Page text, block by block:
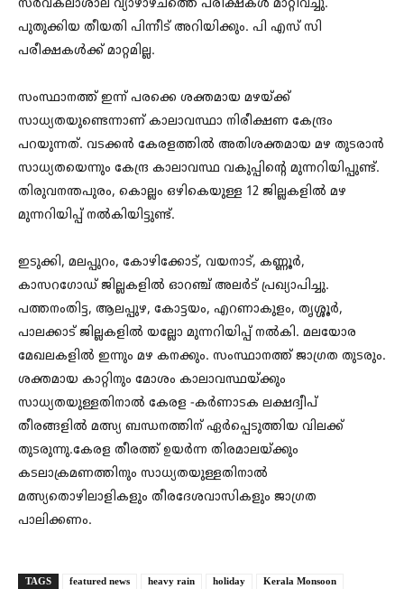
സര്‍വകലാശാല വ്യാഴാഴ്ചത്തെ പരീക്ഷകള്‍ മാറ്റിവച്ചു.
പുതുക്കിയ തീയതി പിന്നീട് അറിയിക്കും. പി എസ് സി
പരീക്ഷകൾക്ക് മാറ്റമില്ല.
സംസ്ഥാനത്ത് ഇന്ന് പരക്കെ ശക്തമായ മഴയ്ക്ക്
സാധ്യതയുണ്ടെന്നാണ് കാലാവസ്ഥാ നിരീക്ഷണ കേന്ദ്രം
പറയുന്നത്. വടക്കൻ കേരളത്തിൽ അതിശക്തമായ മഴ തുടരാൻ
സാധ്യതയെന്നും കേന്ദ്ര കാലാവസ്ഥ വകുപ്പിൻ്റെ മുന്നറിയിപ്പുണ്ട്.
തിരുവനന്തപുരം, കൊല്ലം ഒഴികെയുള്ള 12 ജില്ലകളിൽ മഴ
മുന്നറിയിപ്പ് നൽകിയിട്ടുണ്ട്.
ഇടുക്കി, മലപ്പുറം, കോഴിക്കോട്, വയനാട്, കണ്ണൂർ,
കാസറഗോഡ് ജില്ലകളിൽ ഓറഞ്ച് അലർട് പ്രഖ്യാപിച്ചു.
പത്തനംതിട്ട, ആലപ്പുഴ, കോട്ടയം, എറണാകുളം, തൃശ്ശൂർ,
പാലക്കാട് ജില്ലകളിൽ യല്ലോ മുന്നറിയിപ്പ് നൽകി. മലയോര
മേഖലകളിൽ ഇന്നും മഴ കനക്കും. സംസ്ഥാനത്ത് ജാഗ്രത തുടരും.
ശക്തമായ കാറ്റിനും മോശം കാലാവസ്ഥയ്ക്കും
സാധ്യതയുള്ളതിനാൽ കേരള -കർണാടക ലക്ഷദ്വീപ്
തീരങ്ങളിൽ മത്സ്യ ബന്ധനത്തിന് ഏർപ്പെടുത്തിയ വിലക്ക്
തുടരുന്നു.കേരള തീരത്ത് ഉയർന്ന തിരമാലയ്ക്കും
കടലാക്രമണത്തിനും സാധ്യതയുള്ളതിനാൽ
മത്സ്യതൊഴിലാളികളും തീരദേശവാസികളും ജാഗ്രത
പാലിക്കണം.
TAGS featured news heavy rain holiday
Kerala Monsoon